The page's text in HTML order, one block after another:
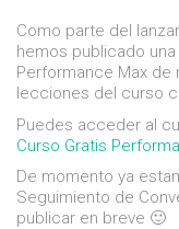
Como parte del
hemos publicado
Performance Max de
lecciones del curso
Puedes acceder al
Curso Gratis
De momento ya
Seguimiento de
publicar en breve 🙂